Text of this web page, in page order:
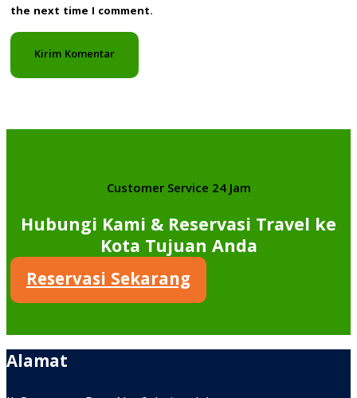
the next time I comment.
Customer Service 24 Jam
Hubungi Kami & Reservasi Travel ke
Kota Tujuan Anda
Reservasi Sekarang
Alamat